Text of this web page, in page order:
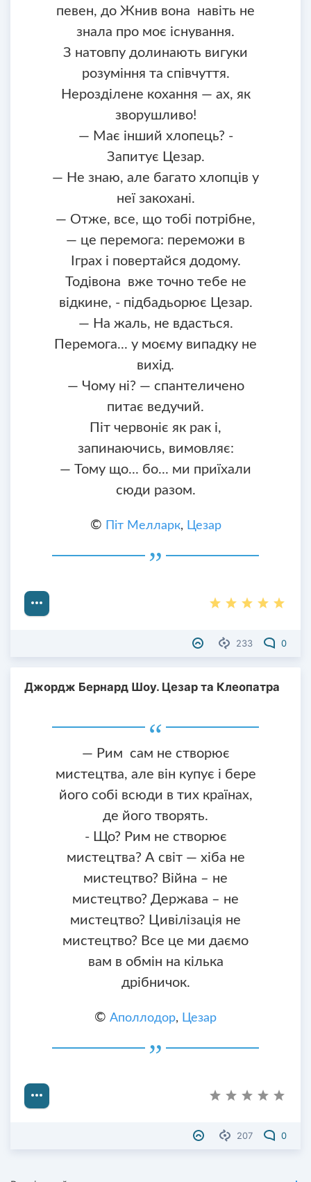
певен, до Жнив вона навіть не
знала про моє існування.
З натовпу долинають вигуки
розуміння та співчуття.
Нерозділене кохання — ах, як
зворушливо!
— Має інший хлопець? -
Запитує Цезар.
— Не знаю, але багато хлопців у
неї закохані.
— Отже, все, що тобі потрібне,
— це перемога: переможи в
Іграх і повертайся додому.
Тодівона вже точно тебе не
відкине, - підбадьорює Цезар.
— На жаль, не вдасться.
Перемога... у моєму випадку не
вихід.
— Чому ні? — спантеличено
питає ведучий.
Піт червоніє як рак і,
запинаючись, вимовляє:
— Тому що... бо... ми приїхали
сюди разом.
© Піт Мелларк, Цезар
233 0
Джордж Бернард Шоу. Цезар та Клеопатра
— Рим сам не створює
мистецтва, але він купує і бере
його собі всюди в тих країнах,
де його творять.
- Що? Рим не створює
мистецтва? А світ — хіба не
мистецтво? Війна – не
мистецтво? Держава – не
мистецтво? Цивілізація не
мистецтво? Все це ми даємо
вам в обмін на кілька
дрібничок.
© Аполлодор, Цезар
207 0